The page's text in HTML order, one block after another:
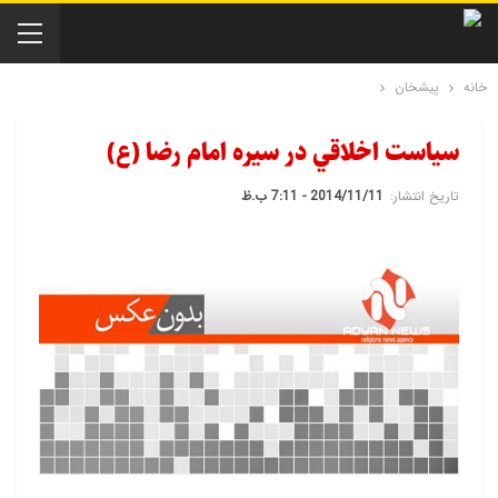
خانه پیشخان
سياست اخلاقي در سيره امام رضا (ع)
تاریخ انتشار: 2014/11/11 - 7:11 ب.ظ